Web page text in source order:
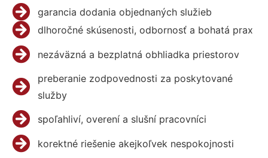
garancia dodania objednaných služieb
dlhoročné skúsenosti, odbornosť a bohatá prax
nezáväzná a bezplatná obhliadka priestorov
preberanie zodpovednosti za poskytované
služby
spoľahliví, overení a slušní pracovníci
korektné riešenie akejkoľvek nespokojnosti